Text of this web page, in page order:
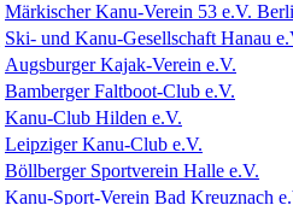
Märkischer Kanu-Verein 53 e.V.
Ski- und Kanu-Gesellschaft Hanau
Augsburger Kajak-Verein e.V.
Bamberger Faltboot-Club e.V.
Kanu-Club Hilden e.V.
Leipziger Kanu-Club e.V.
Böllberger Sportverein Halle e.V.
Kanu-Sport-Verein Bad Kreuznach